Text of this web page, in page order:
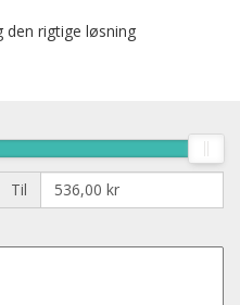
den rigtige løsning
Til